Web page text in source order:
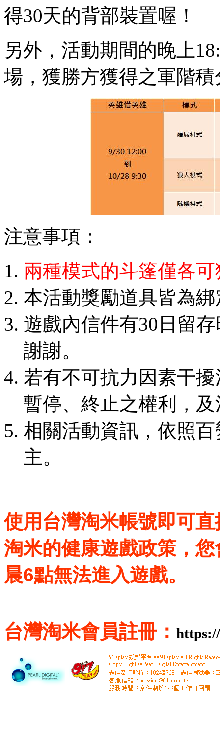
得30天的背部裝置喔！
另外，活動期間的晚上
場，獲勝方獲得之軍階
注意事項：
兩種模式的斗篷僅各
本活動獎勵道具皆為
遊戲內信件有30日留
謝謝。
若有不可抗力因素干
暫停、終止之權利，
相關活動資訊，依照
主。
使用台灣淘米帳號即可
淘米的健康遊戲政策，
晨6點無法進入遊戲。
台灣淘米會員註冊：